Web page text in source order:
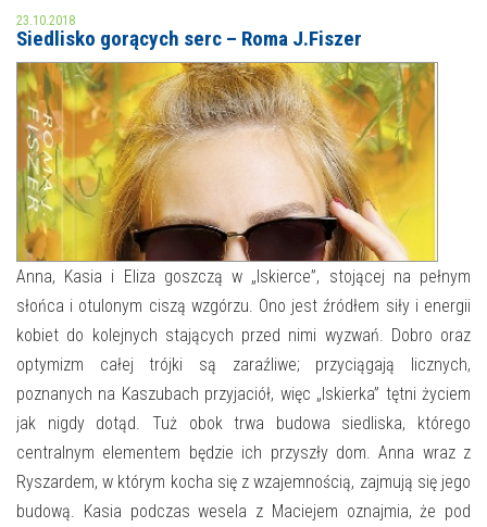
MOJE KONTO
AKTUALNOŚCI
NAJBLIŻSZE WYDARZENIA
WYDARZENIA BIEŻĄCE
WYDARZYŁO SIĘ
NASZA OFERTA
STREFA WIEDZY O REGIONIE
STREFA KOLORU
FORMY STAŁE
POLECANE STRONY
WYDARZENIA KULTURALNE
FOTO
E-INFORMATOR
23.10.2018
Siedlisko gorących serc – Roma J.Fiszer
Anna, Kasia i Eliza goszczą w „Iskierce”, stojącej na pełnym
słońca i otulonym ciszą wzgórzu. Ono jest źródłem siły i energii
kobiet do kolejnych stających przed nimi wyzwań. Dobro oraz
optymizm całej trójki są zaraźliwe; przyciągają licznych,
poznanych na Kaszubach przyjaciół, więc „Iskierka” tętni życiem
jak nigdy dotąd. Tuż obok trwa budowa siedliska, którego
centralnym elementem będzie ich przyszły dom. Anna wraz z
Ryszardem, w którym kocha się z wzajemnością, zajmują się jego
budową. Kasia podczas wesela z Maciejem oznajmia, że pod